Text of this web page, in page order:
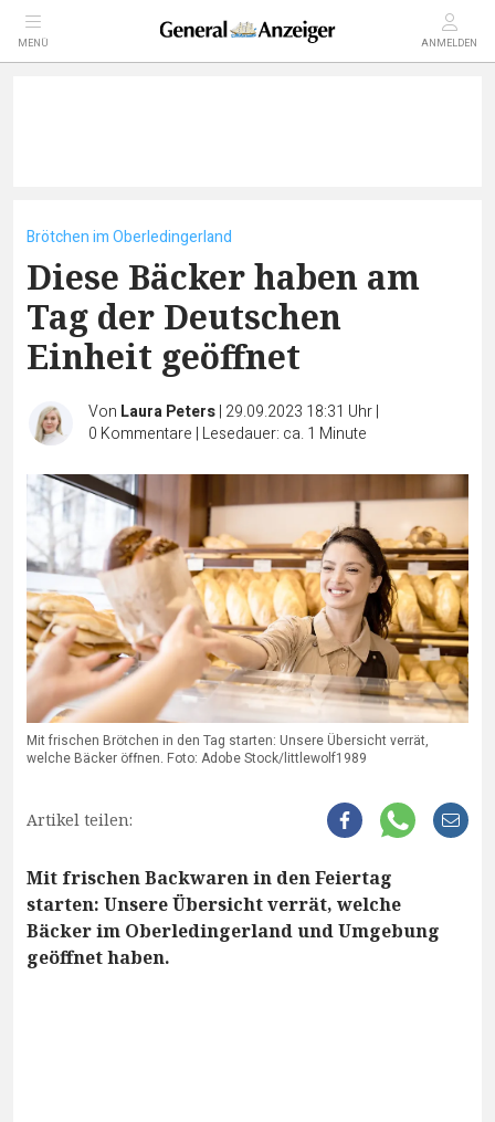
MENÜ ANMELDEN
Brötchen im Oberledingerland
Diese Bäcker haben am
Tag der Deutschen
Einheit geöffnet
Von Laura Peters| 29.09.2023 18:31 Uhr|
0 Kommentare | Lesedauer: ca. 1 Minute
Mit frischen Brötchen in den Tag starten: Unsere Übersicht verrät,
welche Bäcker öffnen. Foto: Adobe Stock/littlewolf1989
Artikel teilen:
Mit frischen Backwaren in den Feiertag
starten: Unsere Übersicht verrät, welche
Bäcker im Oberledingerland und Umgebung
geöffnet haben.